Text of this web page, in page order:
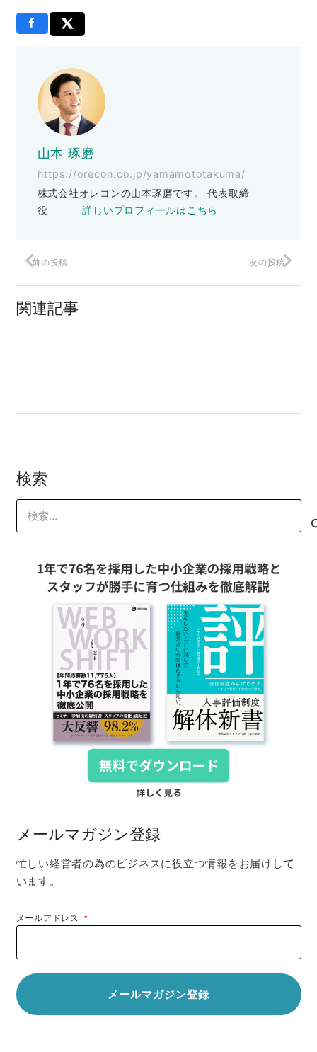
山本 琢磨
https://orecon.co.jp/yamamototakuma/
株式会社オレコンの山本琢磨です。 代表取締
役詳しいプロフィールはこちら
前の投稿 次の投稿
関連記事
検索
索:
メールマガジン登録
忙しい経営者の為のビジネスに役立つ情報をお届けして
います。
メールアドレス*